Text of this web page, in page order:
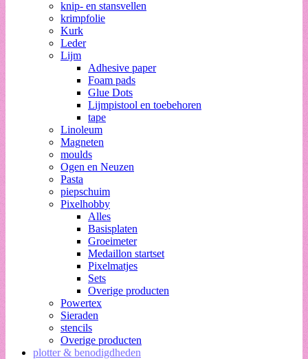
knip- en stansvellen
krimpfolie
Kurk
Leder
Lijm
Adhesive paper
Foam pads
Glue Dots
Lijmpistool en toebehoren
tape
Linoleum
Magneten
moulds
Ogen en Neuzen
Pasta
piepschuim
Pixelhobby
Alles
Basisplaten
Groeimeter
Medaillon startset
Pixelmatjes
Sets
Overige producten
Powertex
Sieraden
stencils
Overige producten
plotter & benodigdheden